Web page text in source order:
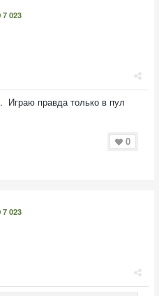
7 023
. Играю правда только в пул
0
7 023